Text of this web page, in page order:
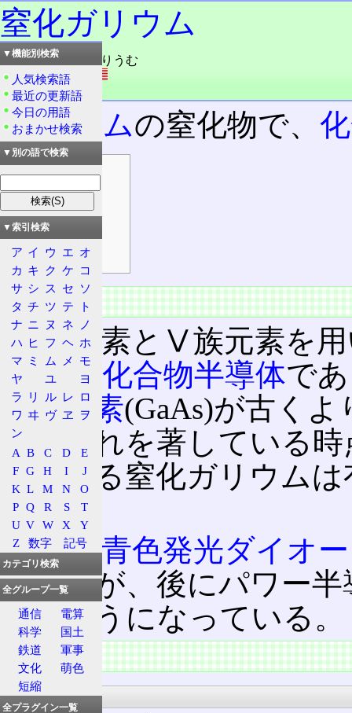
窒化ガリウム
読み：ちっか・がりうむ
外語：GaN
品詞：名詞
ガリウムの窒化物で、
概要
特徴
青色LED
パワー半導体
概要
Ⅲ族元素とⅤ族元素を用
Ⅲ‐Ⅴ族化合物半導体で
ウム砒素(GaAs)が古く
が、これを著している
体である窒化ガリウム
る。
当初は青色発光ダイオ
われたが、後にパワー
れるようになっている。
特徴
青色LED
▼機能別検索
人気検索語
最近の更新語
今日の用語
おまかせ検索
▼別の語で検索
▼索引検索
ア イ ウ エ オ
カ キ ク ケ コ
サ シ ス セ ソ
タ チ ツ テ
ト
ナ ニ ヌ ネ
ノ
ハ ヒ フ ヘ ホ
マ ミ ム メ
モ
ヤ
ユ
ヨ
ラ
リ ル レ ロ
ワ ヰ ヴ ヱ
ヲ
ン
A B C D
E
F G H I
J
K L M N
O
P Q R S
T
U V W X
Y
Z
数字 記号
カテゴリ検索
全グループ一覧
通信
電算
科学
国土
鉄道
軍事
文化
萌色
短縮
全プラグイン一覧